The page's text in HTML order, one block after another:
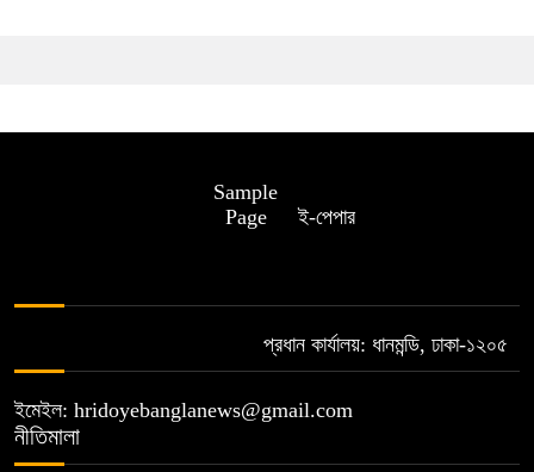
Sample
Page
ই-পেপার
প্রধান কার্যালয়: ধানমন্ডি, ঢাকা-১২০৫
ইমেইল: hridoyebanglanews@gmail.com
নীতিমালা